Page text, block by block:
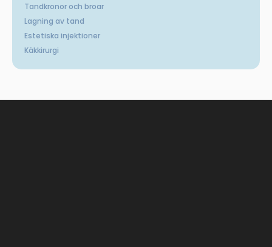
Tandkronor och broar
Lagning av tand
Estetiska injektioner
Käkkirurgi